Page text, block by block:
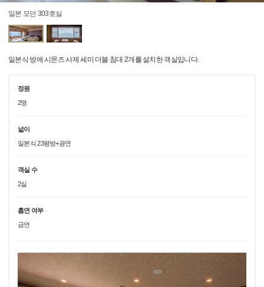
일본 모던 303호실
일본식 방에 시몬즈 사제 세미 더블 침대 2개를 설치한 객실입니다.
정원
2명
넓이
일본식 23평방+광연
객실 수
2실
흡연 여부
금연